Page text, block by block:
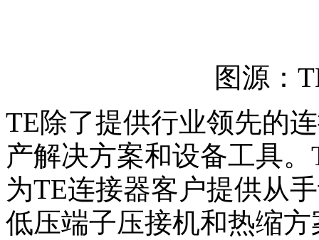
图源：
TE除了提供行业领先的
产解决方案和设备工具
为TE连接器客户提供从
低压端子压接机和热缩